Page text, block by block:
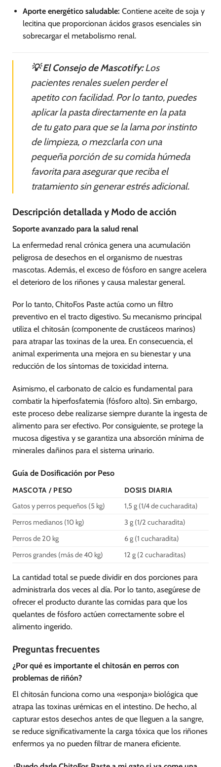
Aporte energético saludable: Contiene aceite de soja y
lecitina que proporcionan ácidos grasos esenciales sin
sobrecargar el metabolismo renal.
💡 El Consejo de Mascotify:Los
pacientes renales suelen perder el
apetito con facilidad. Por lo tanto, puedes
aplicar la pasta directamente en la pata
de tu gato para que se la lama por instinto
de limpieza, o mezclarla con una
pequeña porción de su comida húmeda
favorita para asegurar que reciba el
tratamiento sin generar estrés adicional.
Descripción detallada y Modo de acción
Soporte avanzado para la salud renal
La enfermedad renal crónica genera una acumulación
peligrosa de desechos en el organismo de nuestras
mascotas. Además, el exceso de fósforo en sangre acelera
el deterioro de los riñones y causa malestar general.
Por lo tanto, ChitoFos Paste actúa como un filtro
preventivo en el tracto digestivo. Su mecanismo principal
utiliza el chitosán (componente de crustáceos marinos)
para atrapar las toxinas de la urea. En consecuencia, el
animal experimenta una mejora en su bienestar y una
reducción de los síntomas de toxicidad interna.
Asimismo, el carbonato de calcio es fundamental para
combatir la hiperfosfatemia (fósforo alto). Sin embargo,
este proceso debe realizarse siempre durante la ingesta de
alimento para ser efectivo. Por consiguiente, se protege la
mucosa digestiva y se garantiza una absorción mínima de
minerales dañinos para el sistema urinario.
Guía de Dosificación por Peso
MASCOTA / PESO
DOSIS DIARIA
Gatos y perros pequeños (5 kg)
1,5 g (1/4 de cucharadita)
Perros medianos (10 kg)
3 g (1/2 cucharadita)
Perros de 20 kg
6 g (1 cucharadita)
Perros grandes (más de 40 kg)
12 g (2 cucharaditas)
La cantidad total se puede dividir en dos porciones para
administrarla dos veces al día. Por lo tanto, asegúrese de
ofrecer el producto durante las comidas para que los
quelantes de fósforo actúen correctamente sobre el
alimento ingerido.
Preguntas frecuentes
¿Por qué es importante el chitosán en perros con
problemas de riñón?
El chitosán funciona como una «esponja» biológica que
atrapa las toxinas urémicas en el intestino. De hecho, al
capturar estos desechos antes de que lleguen a la sangre,
se reduce significativamente la carga tóxica que los riñones
enfermos ya no pueden filtrar de manera eficiente.